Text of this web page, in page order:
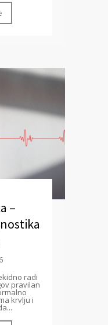
–
radi
pravilan
krvlju i